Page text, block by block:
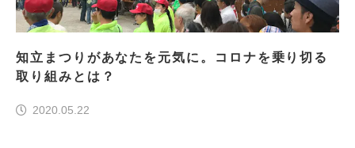
知立まつりがあなたを元気に。コロナを乗り切る
取り組みとは？
2020.05.22